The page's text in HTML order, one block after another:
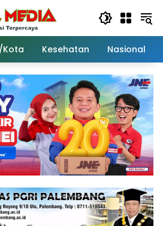
Kota Kesehatan Nasional